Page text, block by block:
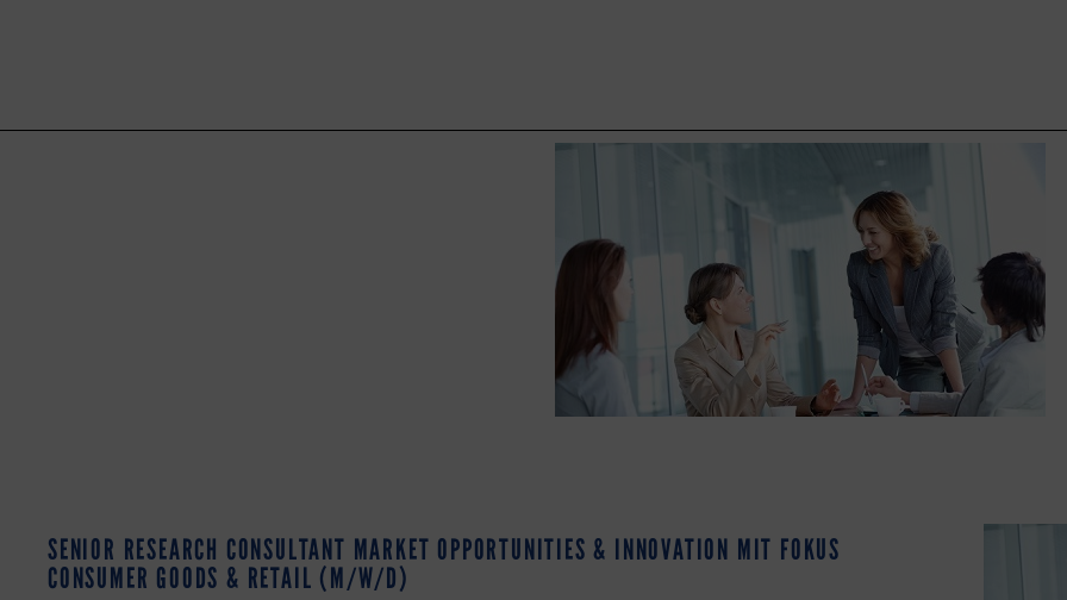
SENIOR RESEARCH CONSULTANT MARKET OPPORTUNITIES & INNOVATION MIT FOKUS
CONSUMER GOODS & RETAIL (M/W/D)